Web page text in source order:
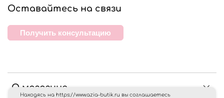
О магазине
Оставайтесь на связи
Получить консультацию
Находясь на https://www.azia-butik.ru вы соглашаетесь